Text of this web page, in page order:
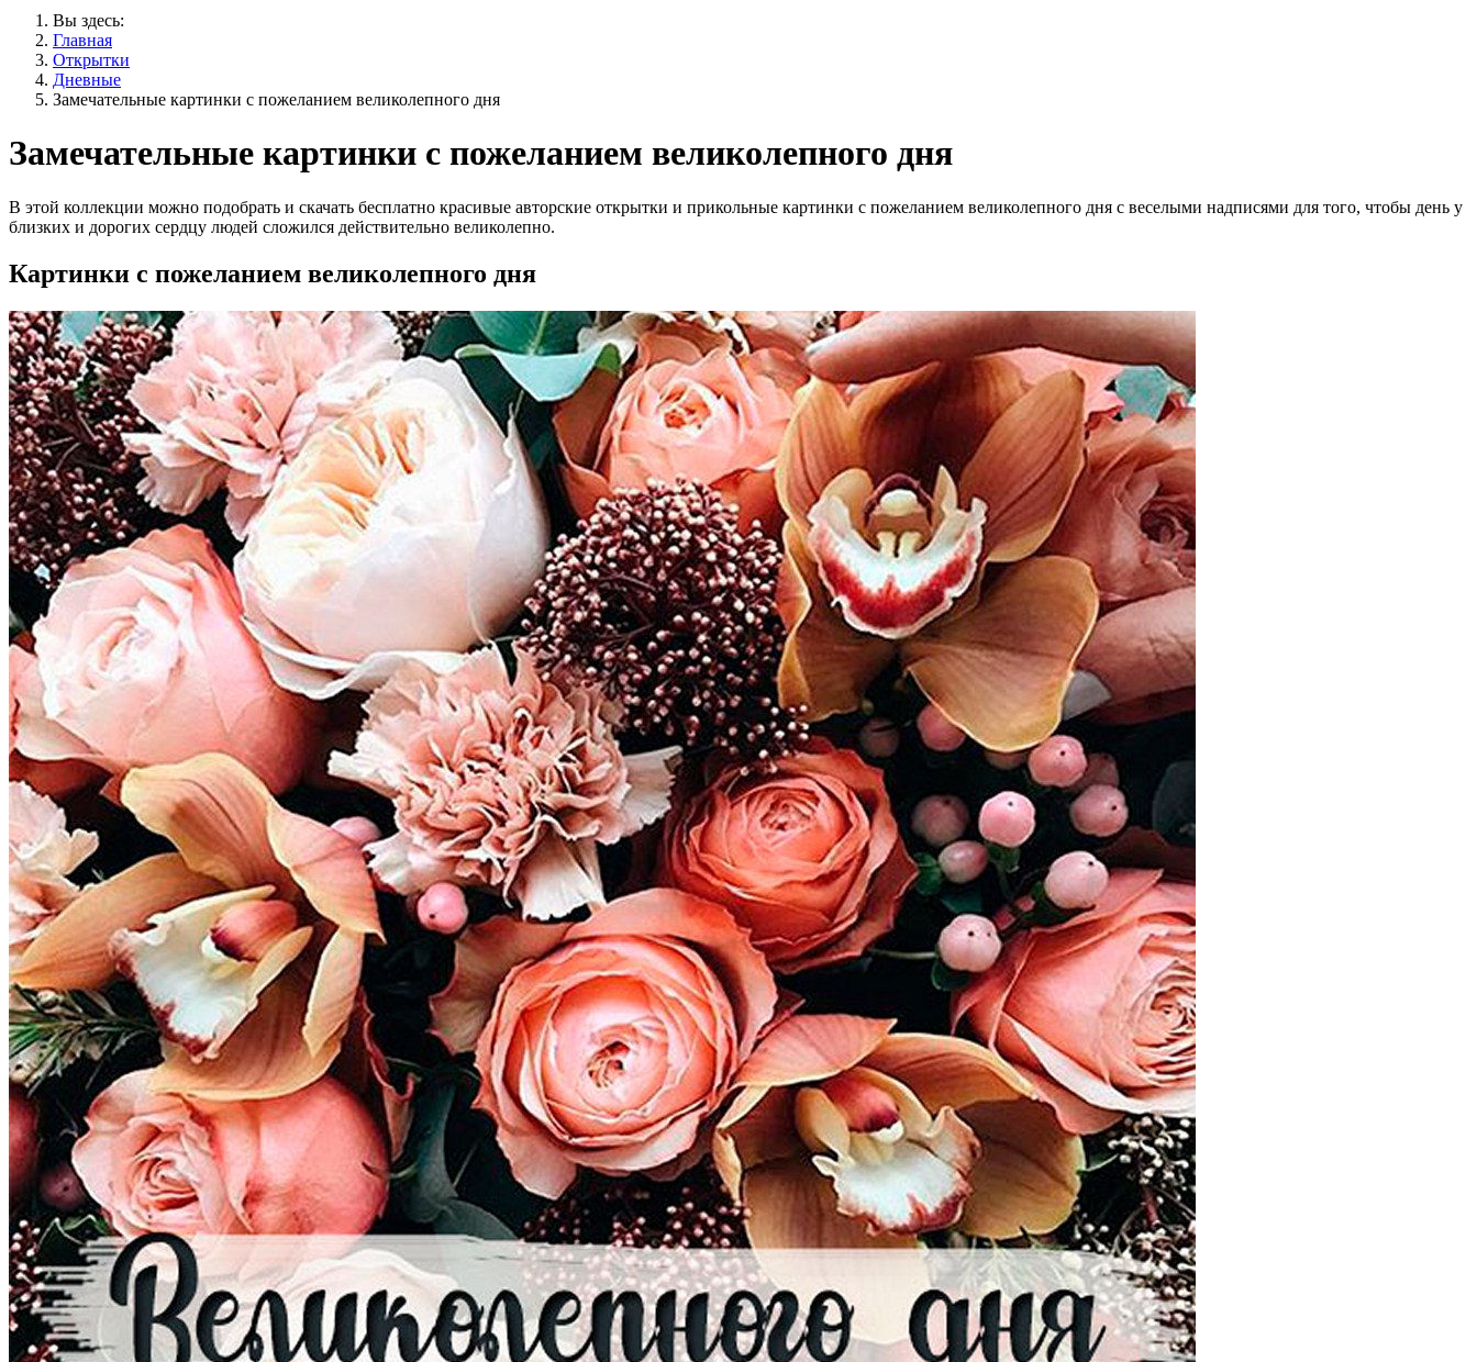
Вы здесь:
Главная
Открытки
Дневные
Замечательные картинки с пожеланием великолепного дня
Замечательные картинки с пожеланием великолепного дня
В этой коллекции можно подобрать и скачать бесплатно красивые авторские открытки и прикольные картинки с пожеланием великолепного дня с веселыми надписями для того, чтобы день у
близких и дорогих сердцу людей сложился действительно великолепно.
Картинки с пожеланием великолепного дня